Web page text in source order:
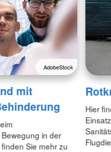
AdobeStock
mit
in der
Sie mehr zu
Hier